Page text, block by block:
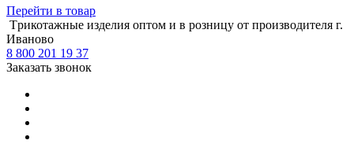
Перейти в товар
Tрикотажные изделия оптом и в розницу от производителя г.
Иваново
8 800 201 19 37
Заказать звонок